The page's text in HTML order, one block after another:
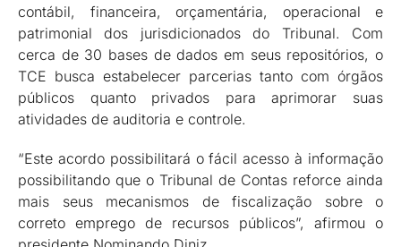
contábil, financeira, orçamentária, operacional e
patrimonial dos jurisdicionados do Tribunal. Com
cerca de 30 bases de dados em seus repositórios, o
TCE busca estabelecer parcerias tanto com órgãos
públicos quanto privados para aprimorar suas
atividades de auditoria e controle.
“Este acordo possibilitará o fácil acesso à informação
possibilitando que o Tribunal de Contas reforce ainda
mais seus mecanismos de fiscalização sobre o
correto emprego de recursos públicos”, afirmou o